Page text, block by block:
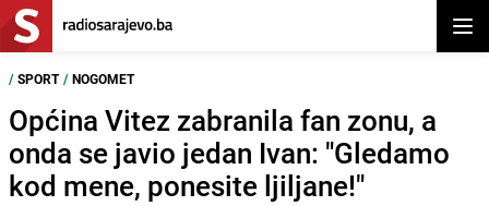
/ SPORT / NOGOMET
Općina Vitez zabranila fan zonu, a
onda se javio jedan Ivan: "Gledamo
kod mene, ponesite ljiljane!"